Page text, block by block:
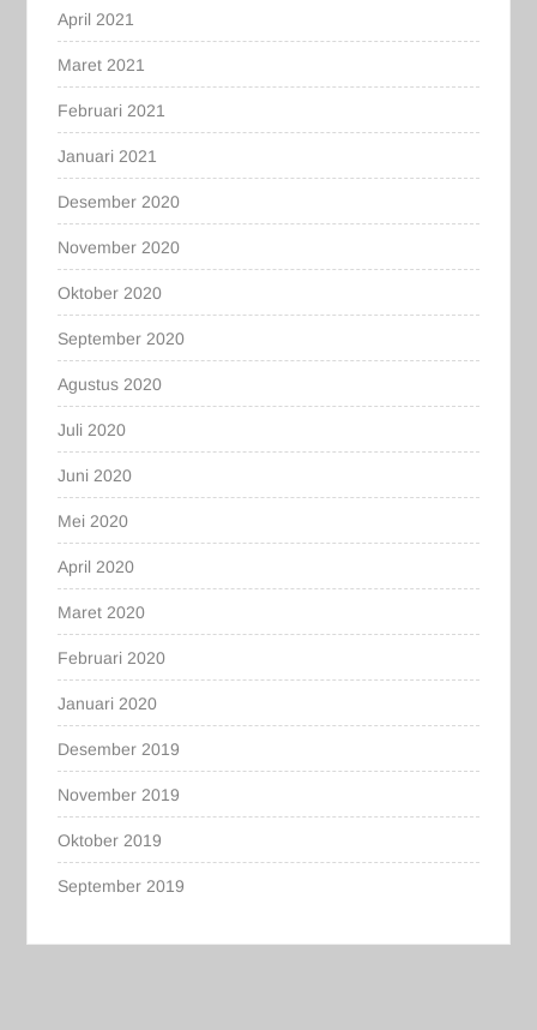
April 2021
Maret 2021
Februari 2021
Januari 2021
Desember 2020
November 2020
Oktober 2020
September 2020
Agustus 2020
Juli 2020
Juni 2020
Mei 2020
April 2020
Maret 2020
Februari 2020
Januari 2020
Desember 2019
November 2019
Oktober 2019
September 2019